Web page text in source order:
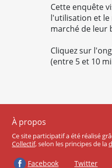
Cette enquête
l'utilisation et le
marché de leur
Cliquez sur
(entre 5 et 10
À propos
Ce site participatif a été réalisé
Collectif, selon les principes de la
Facebook Twitter